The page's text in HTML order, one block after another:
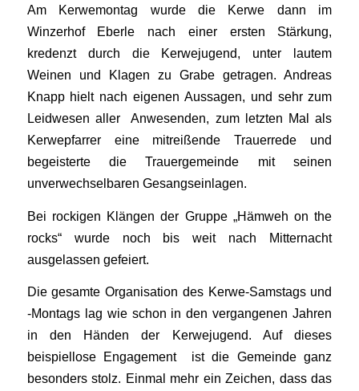
Am Kerwemontag wurde die Kerwe dann im
Winzerhof Eberle nach einer ersten Stärkung,
kredenzt durch die Kerwejugend, unter lautem
Weinen und Klagen zu Grabe getragen. Andreas
Knapp hielt nach eigenen Aussagen, und sehr zum
Leidwesen aller Anwesenden, zum letzten Mal als
Kerwepfarrer eine mitreißende Trauerrede und
begeisterte die Trauergemeinde mit seinen
unverwechselbaren Gesangseinlagen.
Bei rockigen Klängen der Gruppe „Hämweh on the
rocks“ wurde noch bis weit nach Mitternacht
ausgelassen gefeiert.
Die gesamte Organisation des Kerwe-Samstags und
-Montags lag wie schon in den vergangenen Jahren
in den Händen der Kerwejugend. Auf dieses
beispiellose Engagement ist die Gemeinde ganz
besonders stolz. Einmal mehr ein Zeichen, dass das